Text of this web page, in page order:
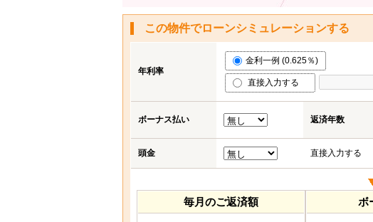
この物件でローンシミュレーションする
年利率
金利一例 (0.625％)
直接入力する
ボーナス払い 返済年数
頭金 直接入力する
毎月のご返済額 ボ